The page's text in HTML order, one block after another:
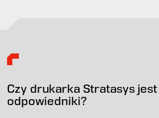
Czy drukarka Stratasys
odpowiedniki?